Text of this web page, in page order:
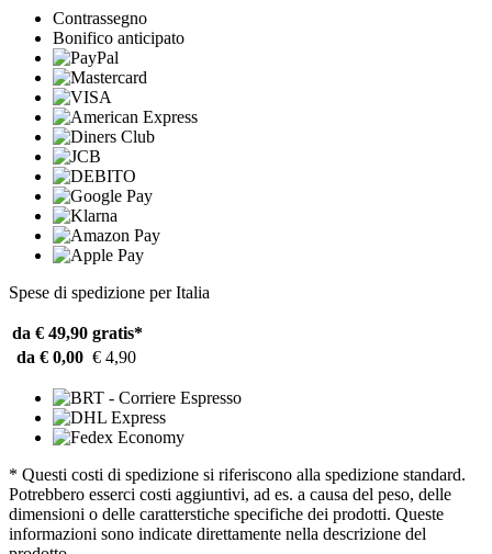
Contrassegno
Bonifico anticipato
Spese di spedizione per Italia
da € 49,90 gratis*
da € 0,00 € 4,90
* Questi costi di spedizione si riferiscono alla spedizione standard.
Potrebbero esserci costi aggiuntivi, ad es. a causa del peso, delle
dimensioni o delle caratterstiche specifiche dei prodotti. Queste
informazioni sono indicate direttamente nella descrizione del